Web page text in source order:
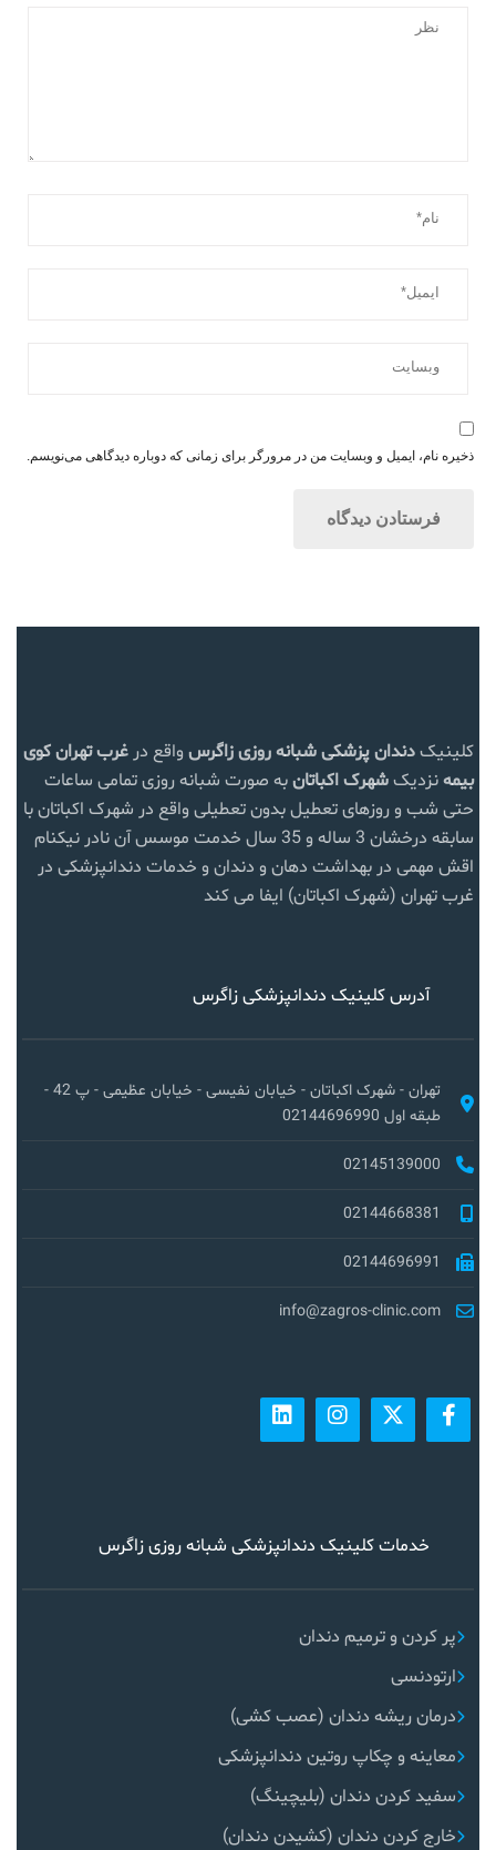
ذخیره نام، ایمیل و وبسایت من در مرورگر برای زمانی که دوباره دیدگاهی می‌نویسم.
کلینیکدندان پزشکی شبانه روزی زاگرس واقع در غرب تهرانکوی
بیمهنزدیکشهرک اکباتانبه صورت شبانه روزی تمامی ساعات
حتی شب و روزهای تعطیل بدون تعطیلی واقع در شهرک اکباتان با
سابقه درخشان 3 ساله و 35 سال خدمت موسس آن نادر نیکنام
اقش مهمی در بهداشت دهان و دندان و خدمات دندانپزشکی در
غرب تهران (شهرک اکباتان) ایفا می کند
آدرس کلینیک دندانپزشکی زاگرس
تهران - شهرک اکباتان - خیابان نفیسی - خیابان عظیمی - پ 42 -
طبقه اول 02144696990
02145139000
02144668381
02144696991
info@zagros-clinic.com
خدمات کلینیک دندانپزشکی شبانه روزی زاگرس
پر کردن و ترمیم دندان
ارتودنسی
درمان ریشه دندان (عصب کشی)
معاینه و چکاپ روتین دندانپزشکی
سفید کردن دندان (بلیچینگ)
خارج کردن دندان (کشیدن دندان)